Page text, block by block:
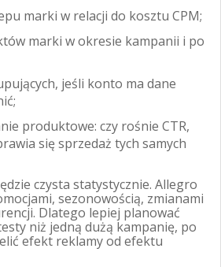
marki w relacji do kosztu CPM;
marki w okresie kampanii i po
jeśli konto ma dane
produktowe: czy rośnie CTR,
się sprzedaż tych samych
czysta statystycznie. Allegro
sezonowością, zmianami
Dlatego lepiej planować
niż jedną dużą kampanię, po
efekt reklamy od efektu